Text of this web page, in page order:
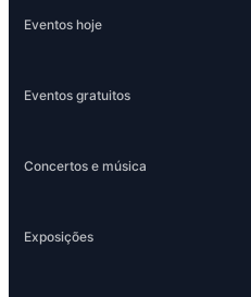
Eventos hoje
Eventos gratuitos
Concertos e música
Exposições